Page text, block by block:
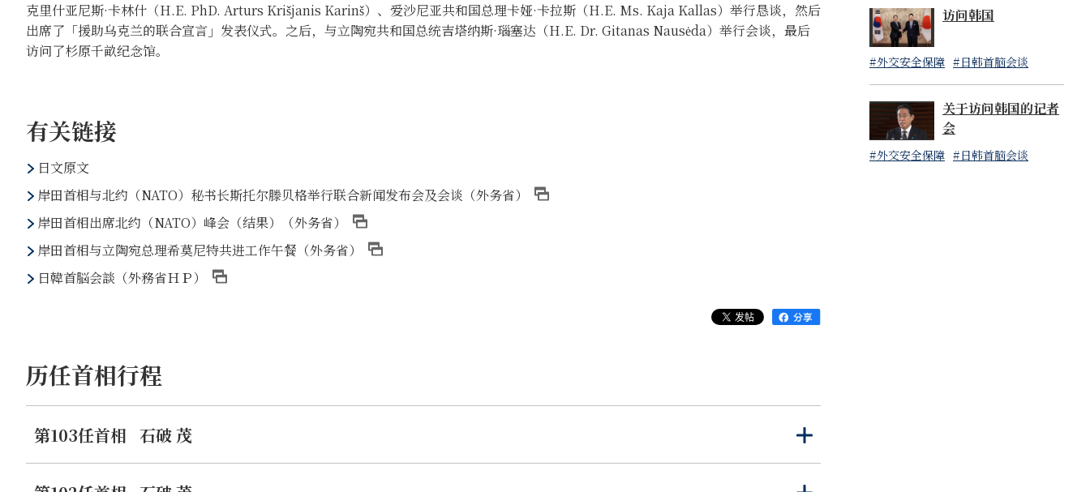
克里什亚尼斯·卡林什（H.E. PhD. Arturs Krišjanis Karinš）、爱沙尼亚共和国总理卡娅·卡拉斯（H.E. Ms. Kaja Kallas）举行恳谈，然后
出席了「援助乌克兰的联合宣言」发表仪式。之后，与立陶宛共和国总统吉塔纳斯·瑙塞达（H.E. Dr. Gitanas Nausėda）举行会谈，最后
访问了杉原千畝纪念馆。
有关链接
日文原文
岸田首相与北约（NATO）秘书长斯托尔滕贝格举行联合新闻发布会及会谈（外务省）
岸田首相出席北约（NATO）峰会（结果）（外务省）
岸田首相与立陶宛总理希莫尼特共进工作午餐（外务省）
日韓首脳会談（外務省ＨＰ）
历任首相行程
第103任首相 石破 茂
打
开
关
闭
访问韩国
#外交安全保障 #日韩首脑会谈
关于访问韩国的记者
会
#外交安全保障 #日韩首脑会谈